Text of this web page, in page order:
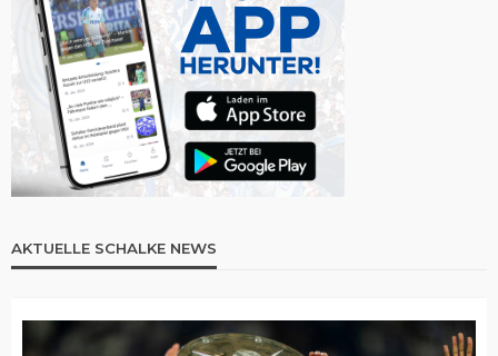
AKTUELLE SCHALKE NEWS